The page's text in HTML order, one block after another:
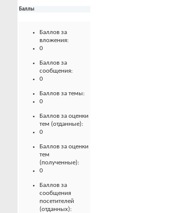
Баллы
Баллов за
вложения:
0
Баллов за
сообщения:
0
Баллов за темы:
0
Баллов за оценки
тем (отданные):
0
Баллов за оценки
тем
(полученные):
0
Баллов за
сообщения
посетителей
(отданных):